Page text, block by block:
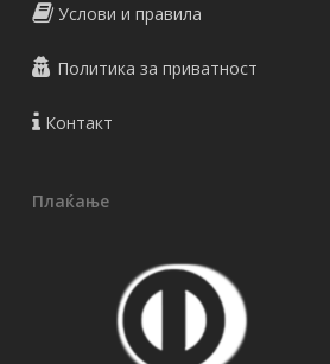
Услови и правила
Политика за приватност
Контакт
Плаќање